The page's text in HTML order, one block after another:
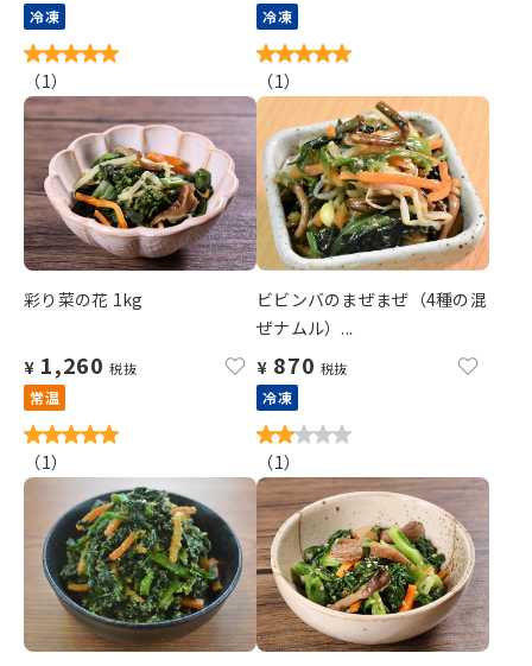
冷凍
（1）
冷凍
（1）
彩り菜の花 1kg
¥ 1,260 税抜
常温
（1）
ビビンバのまぜまぜ（4種の混
ぜナムル）...
¥ 870 税抜
冷凍
（1）